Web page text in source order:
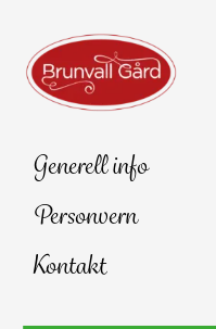
Generell info
Personvern
Kontakt